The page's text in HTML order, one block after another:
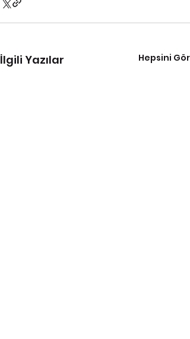
İlgili Yazılar Hepsini Gör